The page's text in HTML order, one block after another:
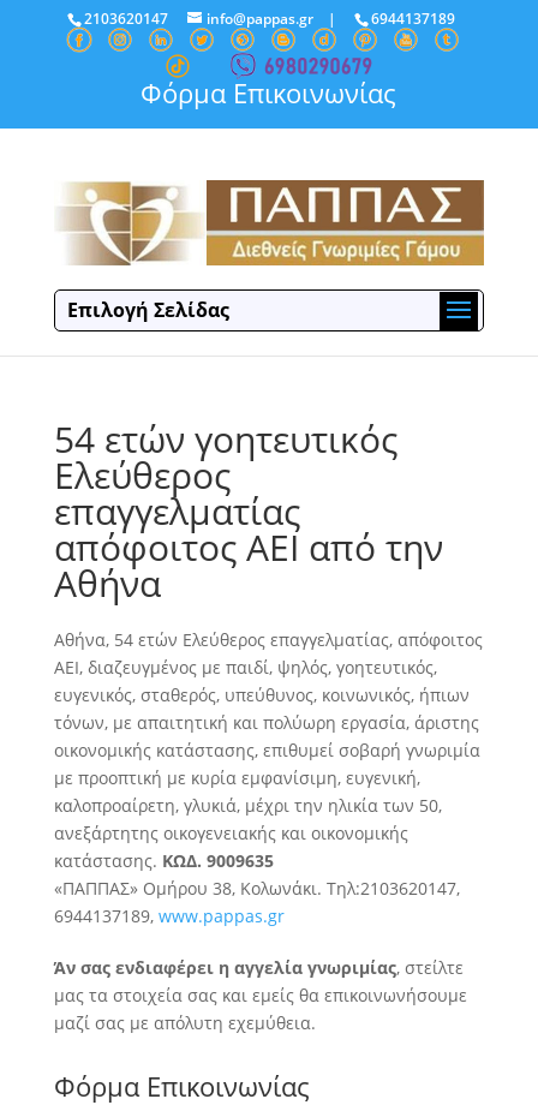
2103620147 info@pappas.gr| 6944137189
Φόρμα Επικοινωνίας
Επιλογή Σελίδας
54 ετών γοητευτικός
Ελεύθερος
επαγγελματίας
απόφοιτος ΑΕΙ από την
Αθήνα
Αθήνα, 54 ετών Ελεύθερος επαγγελματίας, απόφοιτος
ΑΕΙ, διαζευγμένος με παιδί, ψηλός, γοητευτικός,
ευγενικός, σταθερός, υπεύθυνος, κοινωνικός, ήπιων
τόνων, με απαιτητική και πολύωρη εργασία, άριστης
οικονομικής κατάστασης, επιθυμείσοβαρή γνωριμία
με προοπτική με κυρία εμφανίσιμη, ευγενική,
καλοπροαίρετη, γλυκιά, μέχρι την ηλικία των 50,
ανεξάρτητης οικογενειακής και οικονομικής
κατάστασης. ΚΩΔ. 9009635
«ΠΑΠΠΑΣ» Ομήρου 38, Κολωνάκι. Τηλ:2103620147,
6944137189, www.pappas.gr
Άν σας ενδιαφέρει η αγγελία γνωριμίας, στείλτε
μας τα στοιχεία σας και εμείς θα επικοινωνήσουμε
μαζί σας με απόλυτη εχεμύθεια.
Φόρμα Επικοινωνίας